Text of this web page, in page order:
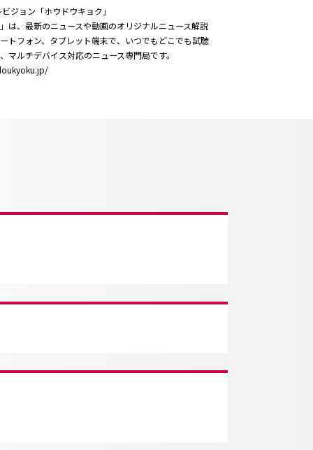
ジョン「ホウドウキョク」
」は、最新のニュースや動画のオリジナルニュース解説
トフォン、タブレット端末で、いつでもどこでも試聴
マルチデバイス対応のニュース専門局です。